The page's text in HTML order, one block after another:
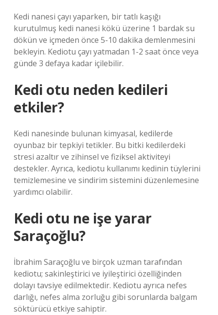
Kedi nanesi çayı yaparken, bir tatlı kaşığı
kurutulmuş kedi nanesi kökü üzerine 1 bardak su
dökün ve içmeden önce 5-10 dakika demlenmesini
bekleyin. Kediotu çayı yatmadan 1-2 saat önce veya
günde 3 defaya kadar içilebilir.
Kedi otu neden kedileri
etkiler?
Kedi nanesinde bulunan kimyasal, kedilerde
oyunbaz bir tepkiyi tetikler. Bu bitki kedilerdeki
stresi azaltır ve zihinsel ve fiziksel aktiviteyi
destekler. Ayrıca, kediotu kullanımı kedinin tüylerini
temizlemesine ve sindirim sistemini düzenlemesine
yardımcı olabilir.
Kedi otu ne işe yarar
Saraçoğlu?
İbrahim Saraçoğlu ve birçok uzman tarafından
kediotu; sakinleştirici ve iyileştirici özelliğinden
dolayı tavsiye edilmektedir. Kediotu ayrıca nefes
darlığı, nefes alma zorluğu gibi sorunlarda balgam
söktürücü etkiye sahiptir.